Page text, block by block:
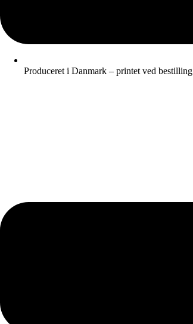
Produceret i Danmark – printet ved bestilling